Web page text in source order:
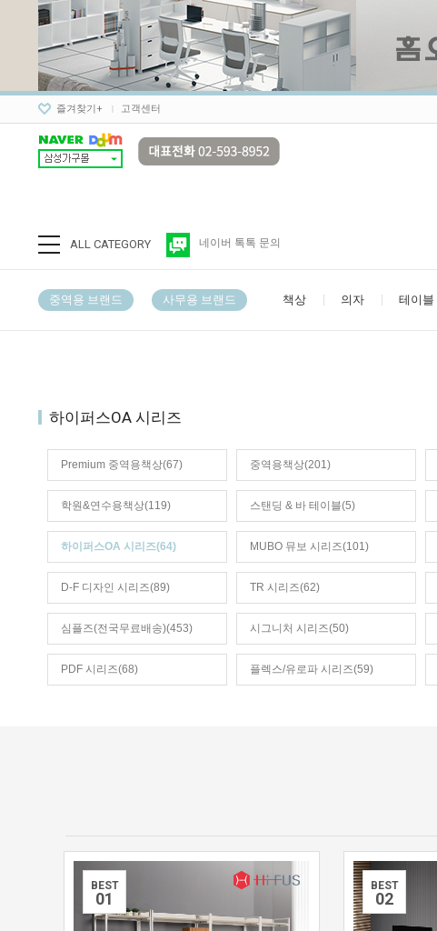
즐겨찾기+ 고객센터
ALL CATEGORY 네이버 톡톡 문의
중역용 브랜드 사무용 브랜드 책상 의자 테이블
하이퍼스OA 시리즈
Premium 중역용책상(67) 중역용책상(201)
학원&연수용책상(119) 스탠딩 & 바 테이블(5)
하이퍼스OA 시리즈(64) MUBO 뮤보 시리즈(101)
D-F 디자인 시리즈(89) TR 시리즈(62)
심플즈(전국무료배송)(453) 시그니처 시리즈(50)
PDF 시리즈(68) 플렉스/유로파 시리즈(59)
BEST
01
BEST
02